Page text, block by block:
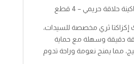
حلاقة حريمي – 4 قطع
إكزاكتا ثري مخصصة للسيدات،
دقيقة وسهلة مع حماية
مما يمنح نعومة وراحة تدوم